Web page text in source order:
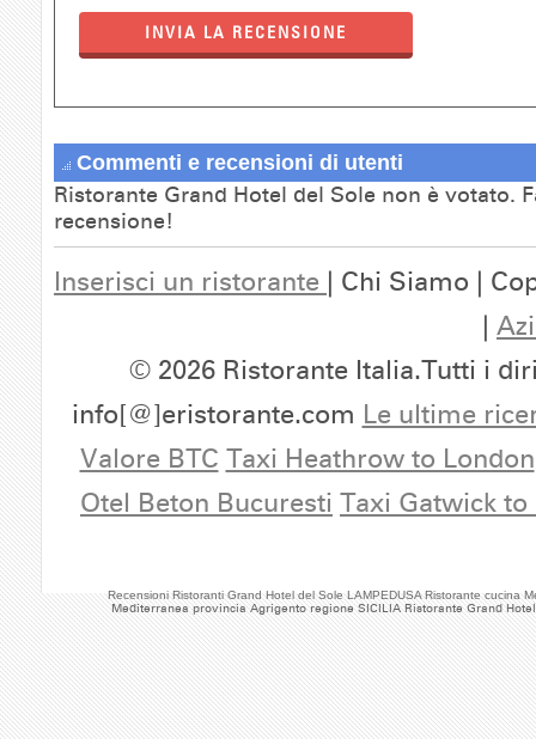
Recensioni Ristoranti Grand Hotel del Sole LAMPEDUSA Ristorante cucina
Mediterranea provincia Agrigento regione SICILIA Ristorante Grand
INVIA LA RECENSIONE
Commenti e recensioni di utenti
Ristorante Grand Hotel del Sole non è votato.
recensione!
Inserisci un ristorante | Chi Siamo |
|
© 2026 Ristorante Italia.Tutti i
info[@]eristorante.com Le ultime
Valore BTC Taxi Heathrow to London
Otel Beton Bucuresti Taxi Gatwick to